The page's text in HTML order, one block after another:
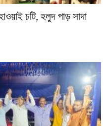
চটি, হলুদ পাড় সাদা